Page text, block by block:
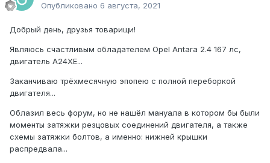
Опубликовано 6 августа, 2021
Добрый день, друзья товарищи!
Являюсь счастливым обладателем Opel Antara 2.4 167 лс,
двигатель A24XE...
Заканчиваю трёхмесячную эпопею с полной переборкой
двигателя...
Облазил весь форум, но не нашёл мануала в котором бы были
моменты затяжки резцовых соединений двигателя, а также
схемы затяжки болтов, а именно: нижней крышки
распредвала...